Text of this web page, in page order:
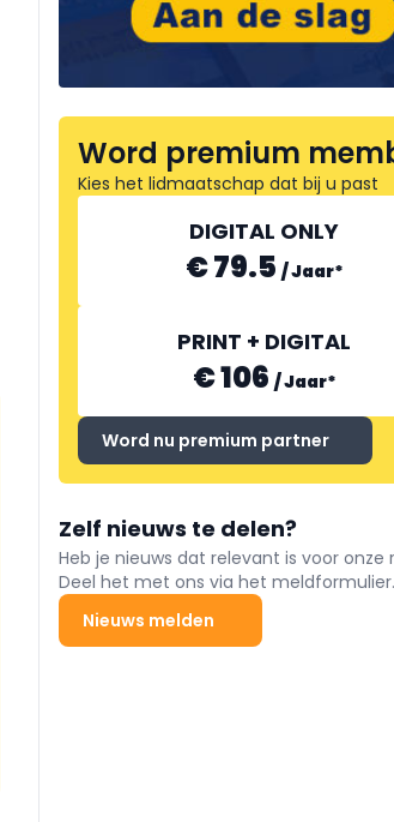
Word premium
Kies het lidmaatschap dat bij u past
DIGITAL ONLY
€ 79.5 /Jaar*
PRINT + DIGITAL
€ 106 /Jaar*
Word nu premium partner
Zelf nieuws te delen?
Heb je nieuws dat relevant is voor onze
Deel het met ons via het meldformulier.
Nieuws melden